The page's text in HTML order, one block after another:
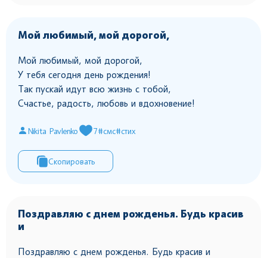
Мой любимый, мой дорогой,
Мой любимый, мой дорогой,
У тебя сегодня день рождения!
Так пускай идут всю жизнь с тобой,
Счастье, радость, любовь и вдохновение!
Nikita Pavlenko 7#смс#стих
Скопировать
Поздравляю с днем рожденья. Будь красив
и
Поздравляю с днем рожденья. Будь красив и